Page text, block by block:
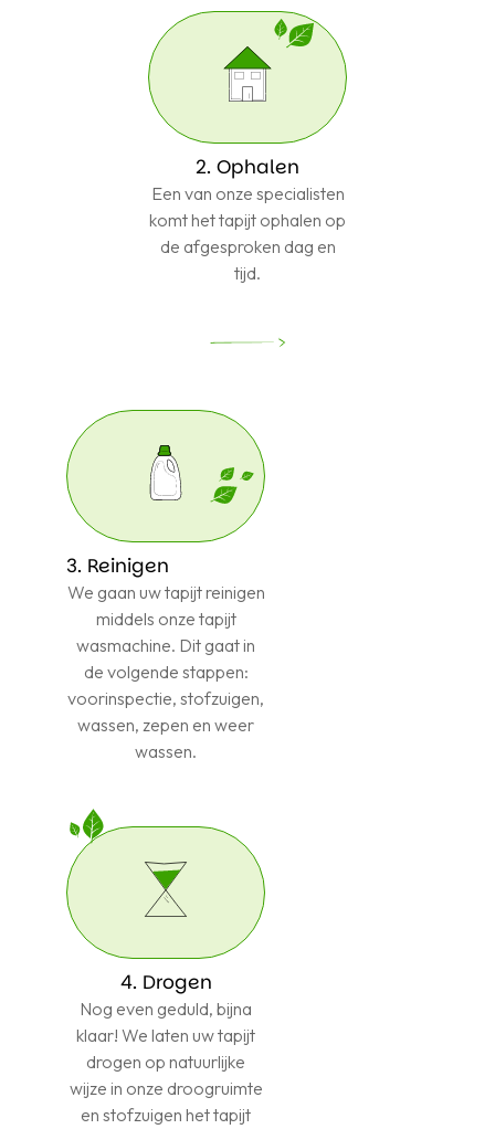
2. Ophalen
Een van onze specialisten
komt het tapijt ophalen op
de afgesproken dag en
tijd.
3. Reinigen
We gaan uw tapijt reinigen
middels onze tapijt
wasmachine. Dit gaat in
de volgende stappen:
voorinspectie, stofzuigen,
wassen, zepen en weer
wassen.
4. Drogen
Nog even geduld, bijna
klaar! We laten uw tapijt
drogen op natuurlijke
wijze in onze droogruimte
en stofzuigen het tapijt